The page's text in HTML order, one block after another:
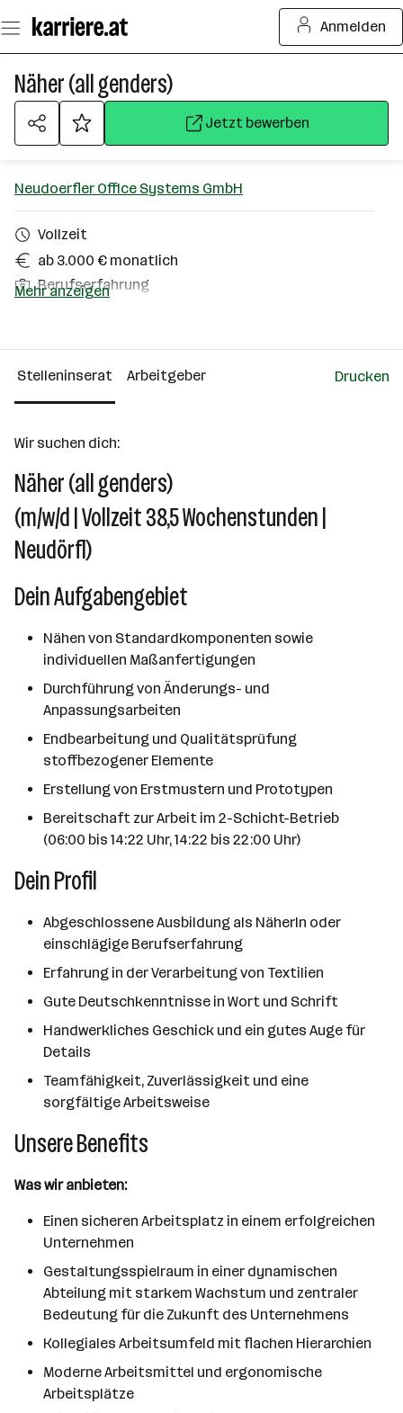
Seiteninhalt
springen
Anmelden
Näher (all genders)
Jetzt bewerben
Neudoerfler Office Systems GmbH
Vollzeit
ab 3.000 € monatlich
Berufserfahrung
Über das Unternehmen
101 - 500 Mitarbeiter*innen
Mehr anzeigen
Stelleninserat Arbeitgeber Drucken
Wir suchen dich:
Näher (all genders)
(m/w/d | Vollzeit 38,5 Wochenstunden |
Neudörfl)
Dein Aufgabengebiet
Nähen von Standardkomponenten sowie
individuellen Maßanfertigungen
Durchführung von Änderungs- und
Anpassungsarbeiten
Endbearbeitung und Qualitätsprüfung
stoffbezogener Elemente
Erstellung von Erstmustern und Prototypen
Bereitschaft zur Arbeit im 2-Schicht-Betrieb
(06:00 bis 14:22 Uhr, 14:22 bis 22:00 Uhr)
Dein Profil
Abgeschlossene Ausbildung als NäherIn oder
einschlägige Berufserfahrung
Erfahrung in der Verarbeitung von Textilien
Gute Deutschkenntnisse in Wort und Schrift
Handwerkliches Geschick und ein gutes Auge für
Details
Teamfähigkeit, Zuverlässigkeit und eine
sorgfältige Arbeitsweise
Unsere Benefits
Was wir anbieten:
Einen sicheren Arbeitsplatz in einem erfolgreichen
Unternehmen
Gestaltungsspielraum in einer dynamischen
Abteilung mit starkem Wachstum und zentraler
Bedeutung für die Zukunft des Unternehmens
Kollegiales Arbeitsumfeld mit flachen Hierarchien
Moderne Arbeitsmittel und ergonomische
Arbeitsplätze